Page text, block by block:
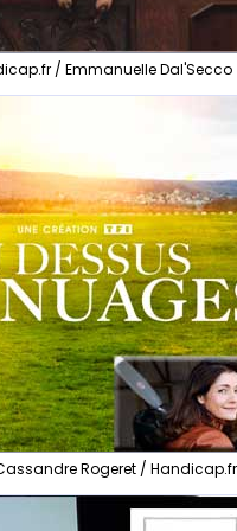
/ Emmanuelle Dal'Secco
Rogeret /